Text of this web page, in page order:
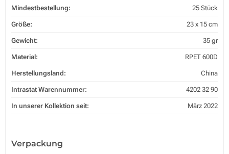
Mindestbestellung: 25 Stück
Größe: 23 x 15 cm
Gewicht: 35 gr
Material: RPET 600D
Herstellungsland: China
Intrastat Warennummer: 4202 32 90
In unserer Kollektion seit: März 2022
Verpackung